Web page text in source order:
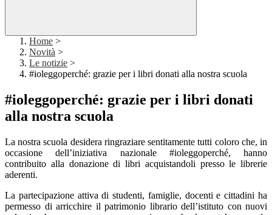
Home >
Novità >
Le notizie >
#ioleggoperché: grazie per i libri donati alla nostra scuola
#ioleggoperché: grazie per i libri donati
alla nostra scuola
La nostra scuola desidera ringraziare sentitamente tutti coloro che, in
occasione dell’iniziativa nazionale #ioleggoperché, hanno
contribuito alla donazione di libri acquistandoli presso le librerie
aderenti.
La partecipazione attiva di studenti, famiglie, docenti e cittadini ha
permesso di arricchire il patrimonio librario dell’istituto con nuovi